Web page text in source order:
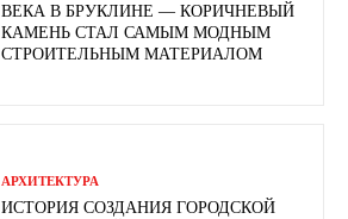
ВЕКА В БРУКЛИНЕ — КОРИЧНЕВЫЙ
КАМЕНЬ СТАЛ САМЫМ МОДНЫМ
СТРОИТЕЛЬНЫМ МАТЕРИАЛОМ
АРХИТЕКТУРА
ИСТОРИЯ СОЗДАНИЯ ГОРОДСКОЙ